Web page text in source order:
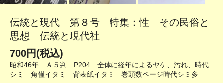
伝統と現代 第８号 特集：性 その民俗と
思想 伝統と現代社
700円(税込)
昭和46年 Ａ５判 P204 全体に経年によるヤケ、汚れ、時代
シミ 角僅イタミ 背表紙イタミ 巻頭数ページ時代シミ多